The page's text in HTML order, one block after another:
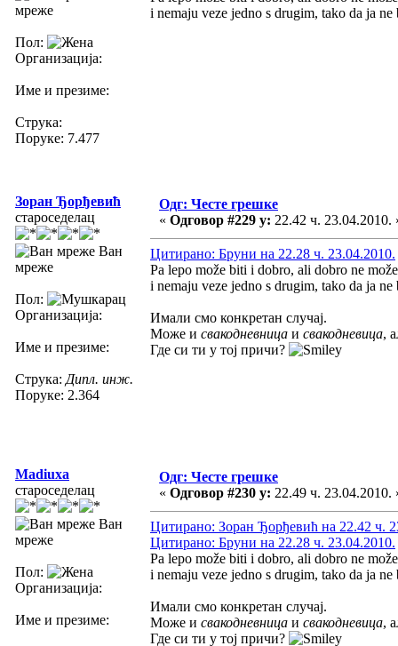
мреже
Пол:
Организација:
Име и презиме:
Струка:
Поруке: 7.477
i nemaju veze jedno s drugim, tako da ja
Зоран Ђорђевић
староседелац
Ван
мреже
Пол:
Организација:
Име и презиме:
Струка: Дипл. инж.
Поруке: 2.364
Одг: Честе грешке
« Одговор #229 у: 22.42 ч. 23.04.2010.
Цитирано: Бруни на 22.28 ч. 23.04.2010.
Pa lepo može biti i dobro, ali dobro ne
i nemaju veze jedno s drugim, tako da ja
Имали смо конкретан случај.
Може и свакодневница и свакодневица,
Где си ти у тој причи?
Madiuxa
староседелац
Ван
мреже
Пол:
Организација:
Име и презиме:
Одг: Честе грешке
« Одговор #230 у: 22.49 ч. 23.04.2010.
Цитирано: Зоран Ђорђевић на 22.42 ч.
Цитирано: Бруни на 22.28 ч. 23.04.2010.
Pa lepo može biti i dobro, ali dobro ne
i nemaju veze jedno s drugim, tako da ja
Имали смо конкретан случај.
Може и свакодневница и свакодневица,
Где си ти у тој причи?